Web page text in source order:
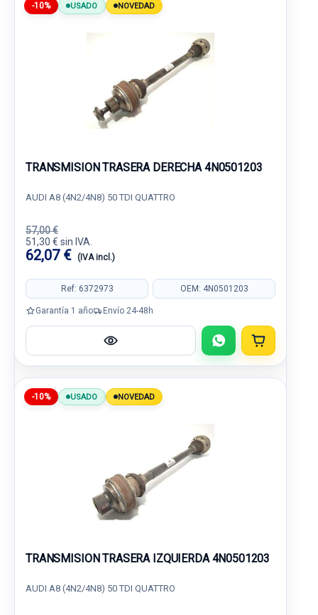
-10% USADO NOVEDAD
TRANSMISION TRASERA DERECHA 4N0501203
AUDI A8 (4N2/4N8) 50 TDI QUATTRO
57,00 €
51,30 € sin IVA.
62,07 € (IVA incl.)
Ref: 6372973 OEM: 4N0501203
Garantía 1 año Envío 24-48h
-10% USADO NOVEDAD
TRANSMISION TRASERA IZQUIERDA 4N0501203
AUDI A8 (4N2/4N8) 50 TDI QUATTRO